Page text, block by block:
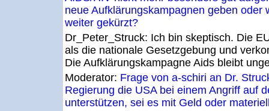
neue Aufklärungskampagnen geben oder
weiter gekürzt?
Dr_Peter_Struck: Ich bin skeptisch. Die
als die nationale Gesetzgebung und
Die Aufklärungskampagne Aids bleibt
Moderator: Frage von a-schiri an Dr.
Regierung die USA bei einem Angriff auf
unterstützen, sei es mit Geld oder